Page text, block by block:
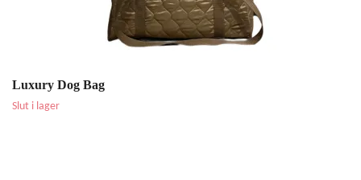
Luxury Dog Bag
Slut i lager